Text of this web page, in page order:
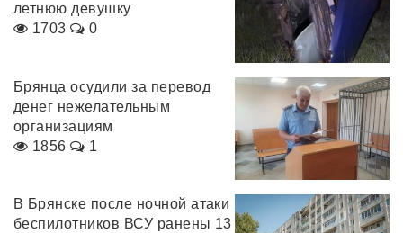
летнюю девушку
1703
0
Брянца осудили за перевод
денег нежелательным
организациям
1856
1
В Брянске после ночной атаки
беспилотников ВСУ ранены 13